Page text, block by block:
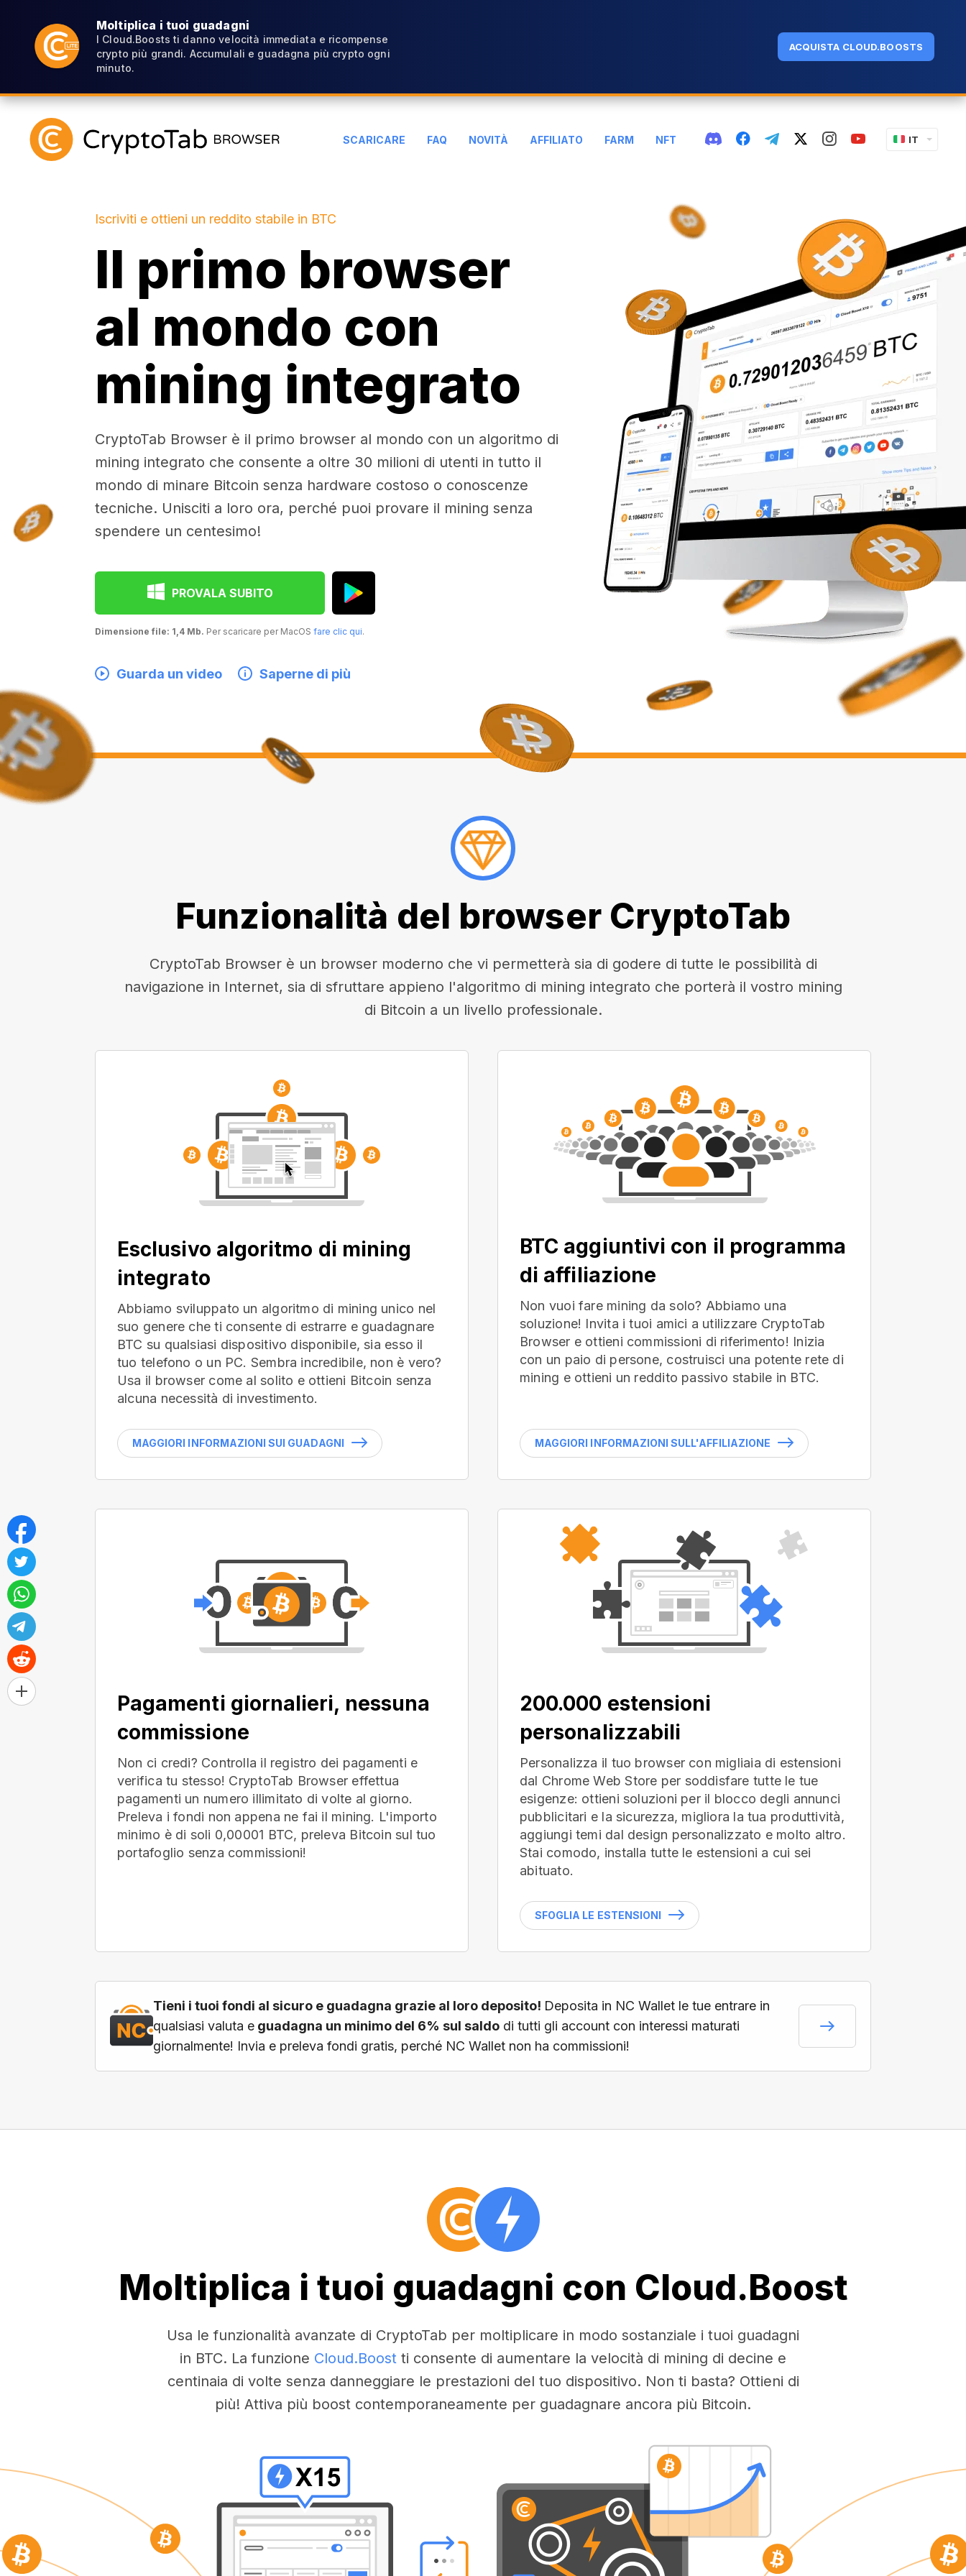
Moltiplica i tuoi guadagni
I Cloud.Boosts ti danno velocità immediata e ricompense
crypto più grandi. Accumulali e guadagna più crypto ogni
minuto.
ACQUISTA CLOUD.BOOSTS
SCARICARE FAQ NOVITÀ AFFILIATO FARM NFT IT
Iscriviti e ottieni un reddito stabile in BTC
Il primo browser
al mondo con
mining integrato
CryptoTab Browser è il primo browser al mondo con un algoritmo di
mining integrato che consente a oltre 30 milioni di utenti in tutto il
mondo di minare Bitcoin senza hardware costoso o conoscenze
tecniche. Unisciti a loro ora, perché puoi provare il mining senza
spendere un centesimo!
PROVALA SUBITO
Dimensione file: 1,4 Mb. Per scaricare per MacOS fare clic qui.
Guarda un video Saperne di più
Funzionalità del browser CryptoTab
CryptoTab Browser è un browser moderno che vi permetterà sia di godere di tutte le possibilità di
navigazione in Internet, sia di sfruttare appieno l'algoritmo di mining integrato che porterà il vostro mining
di Bitcoin a un livello professionale.
Esclusivo algoritmo di mining
integrato
Abbiamo sviluppato un algoritmo di mining unico nel
suo genere che ti consente di estrarre e guadagnare
BTC su qualsiasi dispositivo disponibile, sia esso il
tuo telefono o un PC. Sembra incredibile, non è vero?
Usa il browser come al solito e ottieni Bitcoin senza
alcuna necessità di investimento.
MAGGIORI INFORMAZIONI SUI GUADAGNI
BTC aggiuntivi con il programma
di affiliazione
Non vuoi fare mining da solo? Abbiamo una
soluzione! Invita i tuoi amici a utilizzare CryptoTab
Browser e ottieni commissioni di riferimento! Inizia
con un paio di persone, costruisci una potente rete di
mining e ottieni un reddito passivo stabile in BTC.
MAGGIORI INFORMAZIONI SULL'AFFILIAZIONE
Pagamenti giornalieri, nessuna
commissione
Non ci credi? Controlla il registro dei pagamenti e
verifica tu stesso! CryptoTab Browser effettua
pagamenti un numero illimitato di volte al giorno.
Preleva i fondi non appena ne fai il mining. L'importo
minimo è di soli 0,00001 BTC, preleva Bitcoin sul tuo
portafoglio senza commissioni!
200.000 estensioni
personalizzabili
Personalizza il tuo browser con migliaia di estensioni
dal Chrome Web Store per soddisfare tutte le tue
esigenze: ottieni soluzioni per il blocco degli annunci
pubblicitari e la sicurezza, migliora la tua produttività,
aggiungi temi dal design personalizzato e molto altro.
Stai comodo, installa tutte le estensioni a cui sei
abituato.
SFOGLIA LE ESTENSIONI
Tieni i tuoi fondi al sicuro e guadagna grazie al loro deposito! Deposita in NC Wallet le tue entrare in
qualsiasi valuta e guadagna un minimo del 6% sul saldo di tutti gli account con interessi maturati
giornalmente! Invia e preleva fondi gratis, perché NC Wallet non ha commissioni!
Moltiplica i tuoi guadagni con Cloud.Boost
Usa le funzionalità avanzate di CryptoTab per moltiplicare in modo sostanziale i tuoi guadagni
in BTC. La funzione Cloud.Boost ti consente di aumentare la velocità di mining di decine e
centinaia di volte senza danneggiare le prestazioni del tuo dispositivo. Non ti basta? Ottieni di
più! Attiva più boost contemporaneamente per guadagnare ancora più Bitcoin.